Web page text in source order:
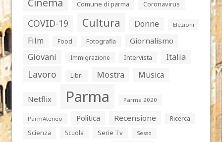
Comune di parma Coronavirus
COVID-19 Cultura Donne Elezioni
Film Food Fotografia Giornalismo
Giovani Immigrazione Intervista Italia
Lavoro Libri Mostra Musica
Netflix Parma Parma 2020
ParmAteneo Politica Recensione
Ricerca
Scienza
Scuola Serie Tv Sesso